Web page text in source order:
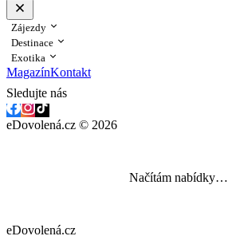
Zájezdy
Destinace
Exotika
MagazínKontakt
Sledujte nás
eDovolená.cz © 2026
Načítám nabídky…
eDovolená.cz